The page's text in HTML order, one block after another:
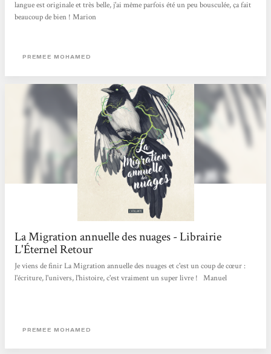
langue est originale et très belle, j'ai même parfois été un peu bousculée, ça fait
beaucoup de bien ! Marion
PREMEE MOHAMED
La Migration annuelle des nuages - Librairie
L'Éternel Retour
Je viens de finir La Migration annuelle des nuages et c'est un coup de cœur :
l'écriture, l'univers, l'histoire, c'est vraiment un super livre ! Manuel
PREMEE MOHAMED